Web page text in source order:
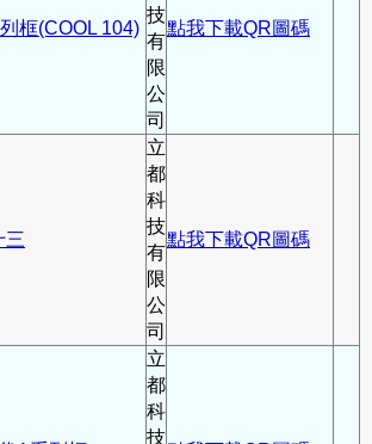
框(COOL 104)
技
有
限
公
司
點我下載QR圖碼
三
立
都
科
技
有
限
公
司
點我下載QR圖碼
立
都
科
技